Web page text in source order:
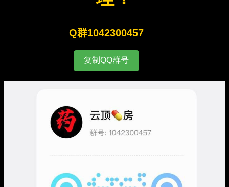
Q群1042300457
复制QQ群号